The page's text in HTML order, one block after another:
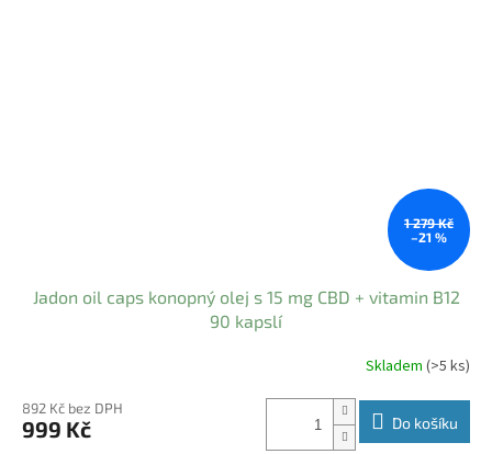
1 279 Kč
–21 %
Jadon oil caps konopný olej s 15 mg CBD + vitamin B12
90 kapslí
produktu
je
Skladem(>5 ks)
892 Kč bez DPH
999 Kč Do košíku